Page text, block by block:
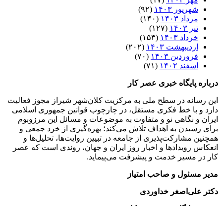
شهریور ۱۴۰۳
(۹۲)
مرداد ۱۴۰۳
(۱۴۰)
تیر ۱۴۰۳
(۱۲۷)
خرداد ۱۴۰۳
(۱۵۳)
اردیبهشت ۱۴۰۳
(۲۰۲)
فروردین ۱۴۰۳
(۷۰)
اسفند ۱۴۰۲
(۷۱)
درباره پایگاه خبری عصر کار
این رسانه در سطح ملی به مرکزیت کلان‌شهر شیراز مجوز فعالیت
دارد و با خط فکری مستقل، در چارچوب قوانین جمهوری اسلامی
ایران و نگاهی نو و متفاوت به موضوعات ‌و مسائل این مرزوبوم
برای رسیدن به اهداف تلاش می‌کند؛ بهره‌گیری از خرد جمعی و
همچنین مشارکت‌پذیری از جامعه در تبیین روایت‌ها، تحلیل‌ها و
انعکاس رویدادها و اخبار روز ایران و جهان، روندی است که عصر
کار در مسیر خدمت و پیشرفت می‌پیماید.
مدیر مسئول و صاحب امتیاز
دکتر علی‌اصغر خداوردی